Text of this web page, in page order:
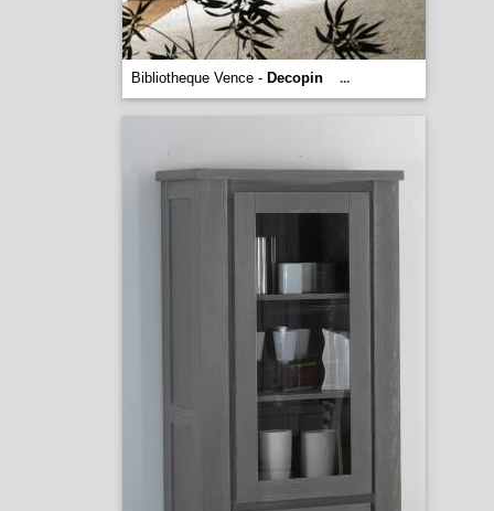
Bibliotheque Vence - Decopin ...